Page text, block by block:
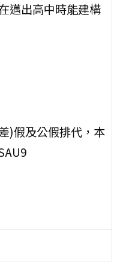
邁出高中時能建構
)假及公假排代，本